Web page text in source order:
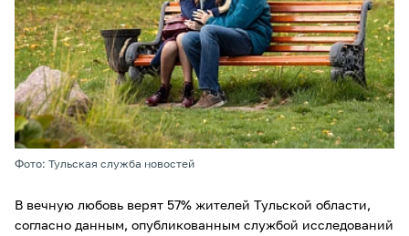
Фото: Тульская служба новостей
В вечную любовь верят 57% жителей Тульской области,
согласно данным, опубликованным службой исследований